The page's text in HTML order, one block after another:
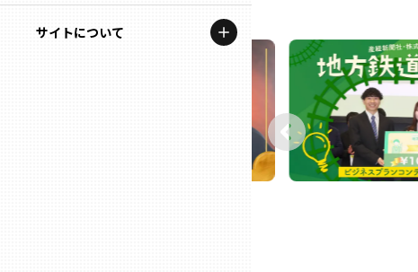
岩手
地域を代表する企業100選
記事ライター
サイトについて